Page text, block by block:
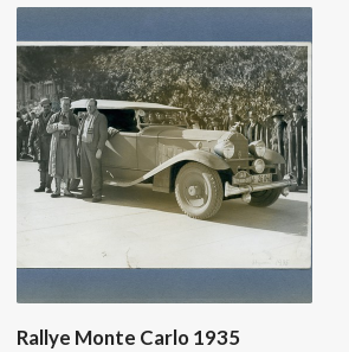
Rallye Monte Carlo 1935